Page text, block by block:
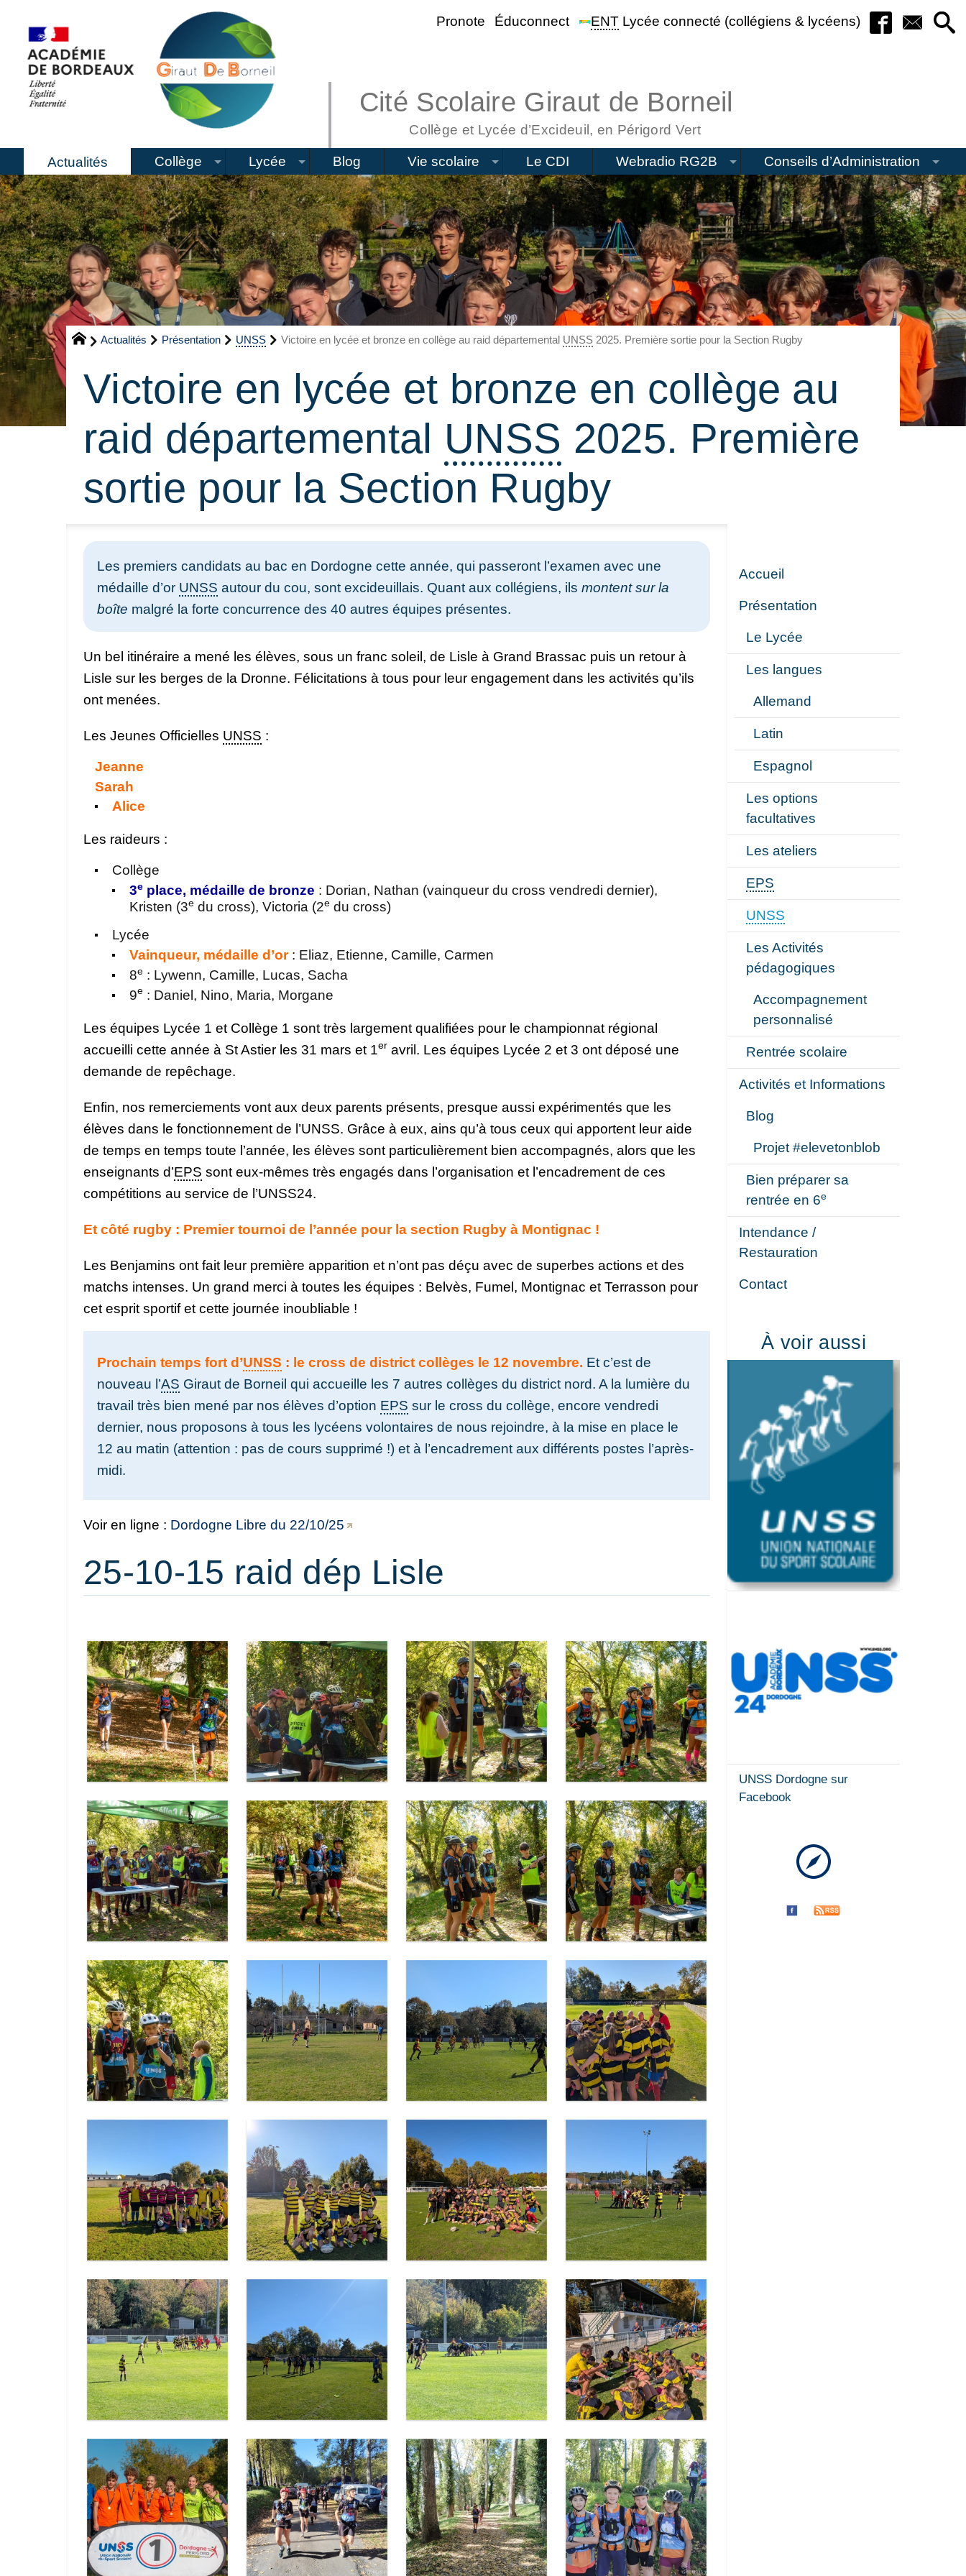
Pronote Éduconnect ENTLycée connecté (collégiens & lycéens)
Cité Scolaire Giraut de Borneil
Collège et Lycée d’Excideuil, en Périgord Vert
Actualités Collège Lycée Blog Vie scolaire Le CDI Webradio RG2B Conseils d’Administration
Actualités Présentation UNSS Victoire en lycée et bronze en collège au raid départemental UNSS 2025. Première sortie pour la Section Rugby
Victoire en lycée et bronze en collège au
raid départemental UNSS 2025. Première
sortie pour la Section Rugby
Les premiers candidats au bac en Dordogne cette année, qui passeront l’examen avec une
médaille d’or UNSS autour du cou, sont excideuillais. Quant aux collégiens, ilsmontent sur la
boîte malgré la forte concurrence des 40 autres équipes présentes.
Un bel itinéraire a mené les élèves, sous un franc soleil, de Lisle à Grand Brassac puis un retour à
Lisle sur les berges de la Dronne. Félicitations à tous pour leur engagement dans les activités qu’ils
ont menées.
Les Jeunes Officielles UNSS :
Jeanne
Sarah
Alice
Les raideurs :
Collège
3e place, médaille de bronze : Dorian, Nathan (vainqueur du cross vendredi dernier),
Kristen (3e du cross), Victoria (2e du cross)
Lycée
Vainqueur, médaille d’or: Eliaz, Etienne, Camille, Carmen
8e : Lywenn, Camille, Lucas, Sacha
9e : Daniel, Nino, Maria, Morgane
Les équipes Lycée 1 et Collège 1 sont très largement qualifiées pour le championnat régional
accueilli cette année à St Astier les 31 mars et 1er avril. Les équipes Lycée 2 et 3 ont déposé une
demande de repêchage.
Enfin, nos remerciements vont aux deux parents présents, presque aussi expérimentés que les
élèves dans le fonctionnement de l’UNSS. Grâce à eux, ains qu’à tous ceux qui apportent leur aide
de temps en temps toute l’année, les élèves sont particulièrement bien accompagnés, alors que les
enseignants d’EPS sont eux-mêmes très engagés dans l’organisation et l’encadrement de ces
compétitions au service de l’UNSS24.
Et côté rugby : Premier tournoi de l’année pour la section Rugby à Montignac !
Les Benjamins ont fait leur première apparition et n’ont pas déçu avec de superbes actions et des
matchs intenses. Un grand merci à toutes les équipes : Belvès, Fumel, Montignac et Terrasson pour
cet esprit sportif et cette journée inoubliable !
Prochain temps fort d’UNSS : le cross de district collèges le 12 novembre. Et c’est de
nouveau l’AS Giraut de Borneil qui accueille les 7 autres collèges du district nord. A la lumière du
travail très bien mené par nos élèves d’option EPS sur le cross du collège, encore vendredi
dernier, nous proposons à tous les lycéens volontaires de nous rejoindre, à la mise en place le
12 au matin (attention : pas de cours supprimé !) et à l’encadrement aux différents postes l’après-
midi.
Voir en ligne : Dordogne Libre du 22/10/25
25-10-15 raid dép Lisle
Accueil
Présentation
Le Lycée
Les langues
Allemand
Latin
Espagnol
Les options
facultatives
Les ateliers
EPS
UNSS
Les Activités
pédagogiques
Accompagnement
personnalisé
Rentrée scolaire
Activités et Informations
Blog
Projet #elevetonblob
Bien préparer sa
rentrée en 6e
Intendance /
Restauration
Contact
À voir aussi
UNSS Dordogne sur
Facebook